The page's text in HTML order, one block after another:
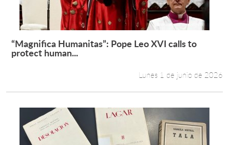
Leer más +
“Magnifica Humanitas”: Pope Leo XVI calls to
protect human...
Lunes 1 de junio de 2026